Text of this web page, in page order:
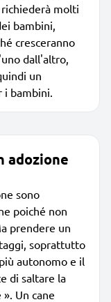
molti
bambini,
cresceranno
dall'altro,
un
bambini.
adozione
sono
poiché non
prendere un
soprattutto
autonomo e il
di saltare la
Un cane